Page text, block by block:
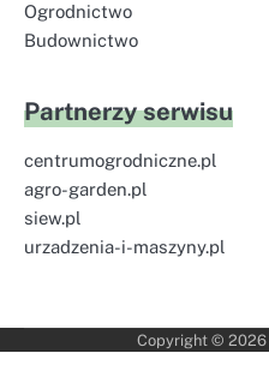
Ogrodnictwo
Budownictwo
Partnerzy serwisu
centrumogrodniczne.pl
agro-garden.pl
siew.pl
urzadzenia-i-maszyny.pl
Copyright © 2026